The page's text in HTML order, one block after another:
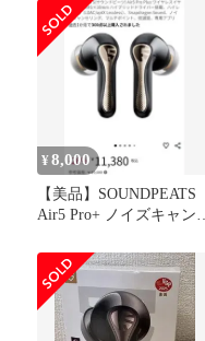
¥8,000
【美品】SOUNDPEATS
Air5 Pro+ ノイズキャンセ